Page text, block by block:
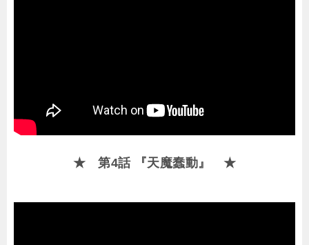
★ 第4話 『天魔蠢動』 ★